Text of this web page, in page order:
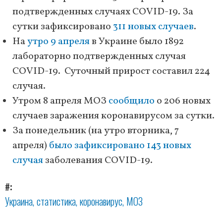
подтвержденных случаях COVID-19. За
сутки зафиксировано 311 новых случаев.
Наутро 9 апреляв Украине было 1892
лабораторно подтвержденных случая
COVID-19. Суточный прирост составил 224
случая.
Утром 8 апреля МОЗ сообщило о 206 новых
случаев заражения коронавирусом за сутки.
За понедельник (на утро вторника, 7
апреля) было зафиксировано 143 новых
случаязаболевания COVID-19.
#
Украина статистика коронавирус МОЗ